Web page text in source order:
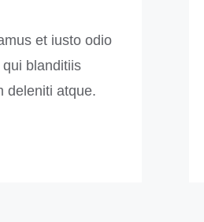
et iusto odio
blanditiis
deleniti atque.